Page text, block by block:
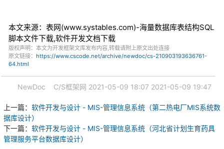
本文来源：表网(www.systables.com)-海量数据库表结构SQL
脚本文件下载,软件开发文档下载
版权声明：本文为开发框架文库发布内容,转载请附上原文出处连接
原文链接： https://www.cscode.net/archive/newdoc/cs-210903193636761-
64.html
NewDoc C/S框架网 2021-05-09 18:07 2021-05-09 19:47
上一篇： 软件开发与设计 - MIS-管理信息系统（第二热电厂MIS系统数
据库设计）
下一篇： 软件开发与设计 - MIS-管理信息系统（河北省计划生育药具
管理服务平台数据库设计）